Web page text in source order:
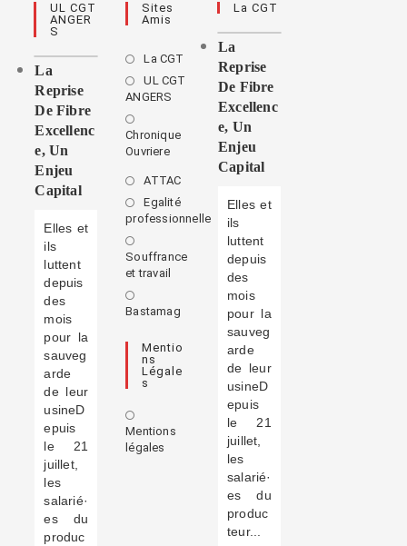
UL CGT
ANGER
S
La
Reprise
De Fibre
Excellenc
E, Un
Enjeu
Capital
Elles et
ils
luttent
depuis
des
mois
pour la
sauveg
arde
de leur
usineD
epuis
le 21
juillet,
les
salarié·
es du
produc
Sites
Amis
La CGT
UL CGT
ANGERS
Chronique
Ouvriere
ATTAC
Egalité
professionnelle
Souffrance
et travail
Bastamag
Mentio
Ns
Légale
S
Mentions
légales
La CGT
La
Reprise
De Fibre
Excellenc
E, Un
Enjeu
Capital
Elles et
ils
luttent
depuis
des
mois
pour la
sauveg
arde
de leur
usineD
epuis
le 21
juillet,
les
salarié·
es du
produc
teur...